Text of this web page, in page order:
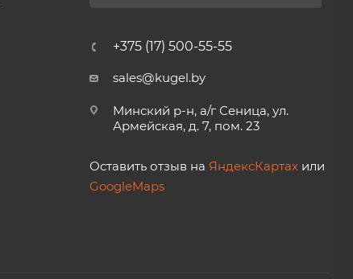
+375 (17) 500-55-55
sales@kugel.by
Минский р-н, а/г Сеница, ул.
Армейская, д. 7, пом. 23
Оставить отзыв на ЯндексКартахили
GoogleMaps